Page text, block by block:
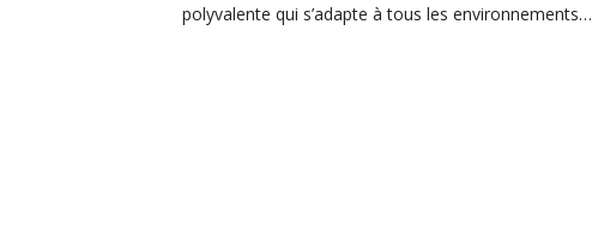
polyvalente qui s’adapte à tous les environnements…